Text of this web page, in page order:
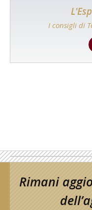
I consigli di
Rimani